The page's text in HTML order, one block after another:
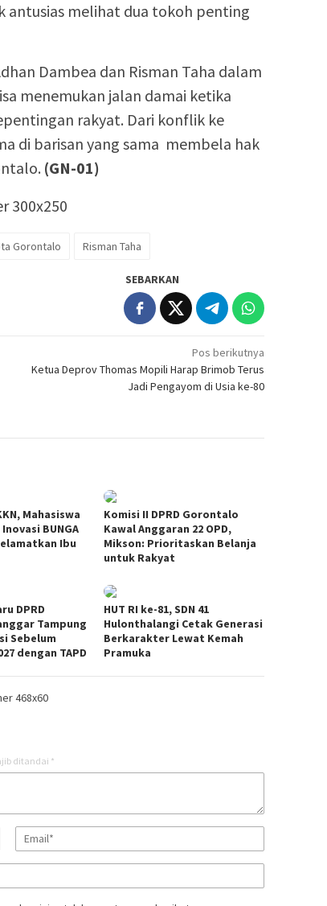
antusias melihat dua tokoh penting
Dambea dan Risman Taha dalam
menemukan jalan damai ketika
rakyat. Dari konflik ke
di barisan yang sama membela hak
(GN-01)
Gorontalo Risman Taha
SEBARKAN
Pos berikutnya
Ketua Deprov Thomas Mopili Harap Brimob Terus
Jadi Pengayom di Usia ke-80
Mahasiswa
BUNGA
Ibu
Komisi II DPRD Gorontalo
Kawal Anggaran 22 OPD,
Mikson: Prioritaskan Belanja
untuk Rakyat
DPRD
Tampung
Sebelum
dengan TAPD
HUT RI ke-81, SDN 41
Hulonthalangi Cetak Generasi
Berkarakter Lewat Kemah
Pramuka
ditandai *